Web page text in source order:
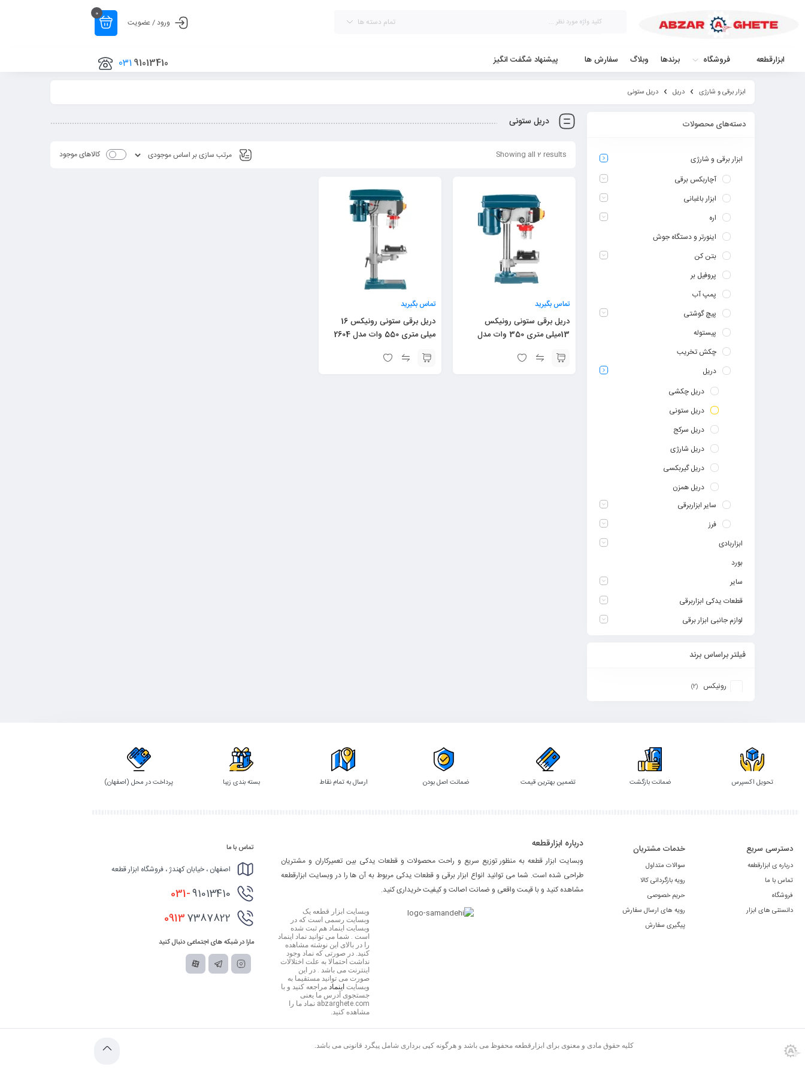
تمام دسته ها ورود / عضویت
0
ابزارقطعه فروشگاه برندها وبلاگ سفارش ها پیشنهاد شگفت انگیز 91013410
031
ابزار برقی و شارژی دریل دریل ستونی
دریل ستونی
Showing all 2 results کالاهای موجود
تماس بگیرید
دریل برقی ستونی رونیکس
13میلی متری 350 وات مدل
تماس بگیرید
دریل برقی ستونی رونیکس 16
میلی متری 550 وات مدل 2604
دسته‌های محصولات
ابزار برقی و شارژی
آچاربکس برقی
ابزار باغبانی
اره
اینورتر و دستگاه جوش
بتن کن
پروفیل بر
پمپ آب
پیچ گوشتی
پیستوله
چکش تخریب
دریل
دریل چکشی
دریل ستونی
دریل سرکج
دریل شارژی
دریل گیربکسی
دریل همزن
سایر ابزاربرقی
فرز
ابزاربادی
بورد
سایر
قطعات یدکی ابزاربرقی
لوازم جانبی ابزار برقی
فیلتر براساس برند
رونیکس (2)
تحویل اکسپرس ضمانت بازگشت تضمین بهترین قیمت ضمانت اصل بودن ارسال به تمام نقاط بسته بندی زیبا پرداخت در محل (اصفهان)
دسترسی سریع
درباره ی ابزارقطعه
تماس با ما
فروشگاه
دانستنی های ابزار
خدمات مشتریان
سوالات متداول
رویه بازگردانی کالا
حریم خصوصی
رویه های ارسال سفارش
پیگیری سفارش
درباره ابزارقطعه
وبسایت ابزار قطعه به منظور توزیع سریع و راحت محصولات و قطعات یدکی بین تعمیرکاران و مشتریان
طراحی شده است. شما می توانید انواع ابزار برقی و قطعات یدکی مربوط به آن ها را در وبسایت ابزارقطعه
مشاهده کنید و با قیمت واقعی و ضمانت اصالت و کیفیت خریداری کنید.
وبسایت ابزار قطعه یک
وبسایت رسمی است که در
وبسایت اینماد هم ثبت شده
است . شما می توانید نماد اینماد
را در بالای این نوشته مشاهده
کنید. در صورتی که نماد وجود
نداشت احتمالا به علت اختلالات
اینترنت می باشد . در این
صورت می توانید مستقیما به
وبسایت اینمادمراجعه کنید و با
جستجوی آدرس ما یعنی
abzarghete.com نماد ما را
مشاهده کنید.
تماس با ما
اصفهان ، خیابان کهندژ ، فروشگاه ابزار قطعه
031-91013410
09137387822
مارا در شبکه های اجتماعی دنبال کنید
کلیه حقوق مادی و معنوی برای ابزارقطعه محفوظ می باشد و هرگونه کپی برداری شامل پیگرد قانونی می باشد.